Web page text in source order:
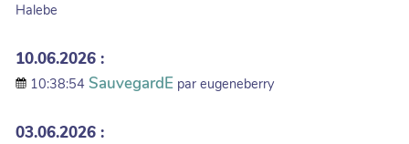
Halebe
10.06.2026 :
10:38:54 SauvegardE par eugeneberry
03.06.2026 :